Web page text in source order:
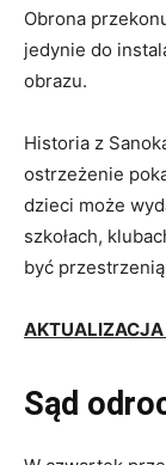
Obrona
jedynie do
obrazu.
Historia z
ostrzeżenie
dzieci może
szkołach,
być
Sąd